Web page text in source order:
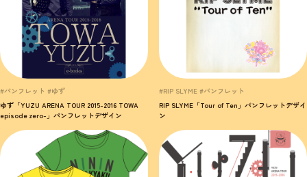
#パンフレット #ゆず
ゆず「YUZU ARENA TOUR 2015-2016 TOWA
episode zero-」パンフレットデザイン
#RIP SLYME #パンフレット
RIP SLYME「Tour of Ten」パンフレットデザイ
ン